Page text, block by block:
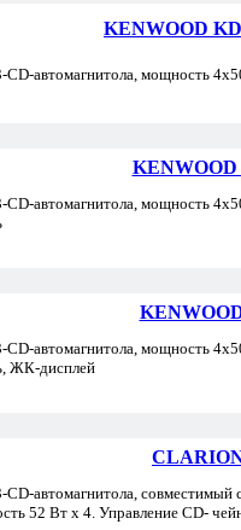
KENWOOD
автомагнитола, мощность
автомагнитола, мощность
автомагнитола, мощность
ЖК-дисплей
автомагнитола,
52 Вт х 4. Управление CD-